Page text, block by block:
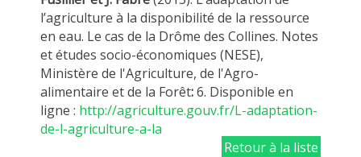
l’agriculture à la disponibilité de la ressource
en eau. Le cas de la Drôme des Collines. Notes
et études socio-économiques (NESE),
Ministère de l'Agriculture, de l'Agro-
alimentaire et de la Forêt:6. Disponible en
ligne : http://agriculture.gouv.fr/L-adaptation-
de-l-agriculture-a-la
Retour à la liste